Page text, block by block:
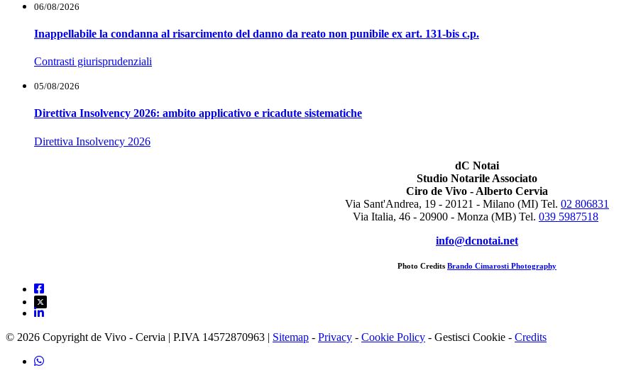
06/08/2026
Inappellabile la condanna al risarcimento del danno da reato non punibile ex art. 131-bis c.p.
Contrasti giurisprudenziali
05/08/2026
Direttiva Insolvency 2026: ambito applicativo e ricadute sistematiche
Direttiva Insolvency 2026
dC Notai
Studio Notarile Associato
Ciro de Vivo - Alberto Cervia
Via Sant'Andrea, 19 - 20121 - Milano (MI) Tel. 02 806831
Via Italia, 46 - 20900 - Monza (MB) Tel. 039 5987518
info@dcnotai.net
Photo Credits Brando Cimarosti Photography
© 2026 Copyright de Vivo - Cervia | P.IVA 14572870963 | Sitemap - Privacy - Cookie Policy - Gestisci Cookie - Credits